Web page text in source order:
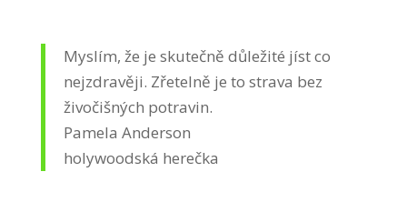
Myslím, že je skutečně důležité jíst co
nejzdravěji. Zřetelně je to strava bez
živočišných potravin.
Pamela Anderson
holywoodská herečka